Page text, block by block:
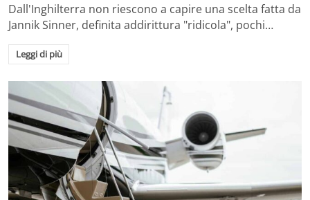
Dall'Inghilterra non riescono a capire una scelta fatta da
Jannik Sinner, definita addirittura "ridicola", pochi…
Leggi di più